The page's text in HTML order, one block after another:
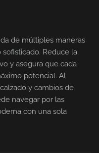
de múltiples maneras
Reduce la
y asegura que cada
potencial. Al
y cambios de
navegar por las
con una sola